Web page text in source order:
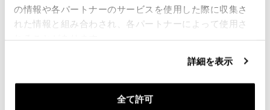
の情報や各パートナーのサービスを使用した際に収集さ
れた情報と組み合わされ、各パートナーによって使用さ
詳細を表示
全て許可